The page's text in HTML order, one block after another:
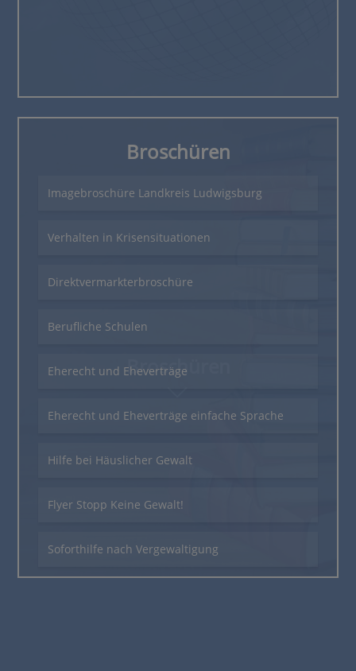
Broschüren
Broschüren
Imagebroschüre Landkreis Ludwigsburg
Verhalten in Krisensituationen
Direktvermarkterbroschüre
Berufliche Schulen
Eherecht und Eheverträge
Eherecht und Eheverträge einfache Sprache
Hilfe bei Häuslicher Gewalt
Flyer Stopp Keine Gewalt!
Soforthilfe nach Vergewaltigung